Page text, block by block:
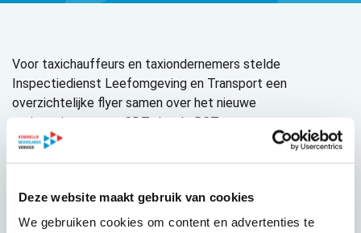
Deze website maakt gebruik van cookies
We gebruiken cookies om content en advertenties te
Voor taxichauffeurs en taxiondernemers stelde
Inspectiedienst Leefomgeving en Transport een
overzichtelijke flyer samen over het nieuwe
registratiesysteem CDT, dat de BCT vervangt.
Bent u taxiondernemer? Dan raden we u aan om de
de aandacht te brengen. De CDT is op 1 juli 2025 inwerking